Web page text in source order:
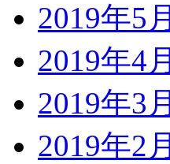
2019年5月
2019年4月
2019年3月
2019年2月